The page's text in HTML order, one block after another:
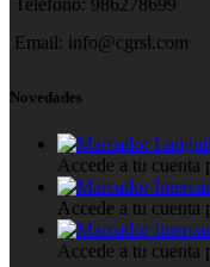
Email: info@cgrsl.com
Novedades
Accede a tu cuenta
Accede a tu cuenta
Accede a tu cuenta